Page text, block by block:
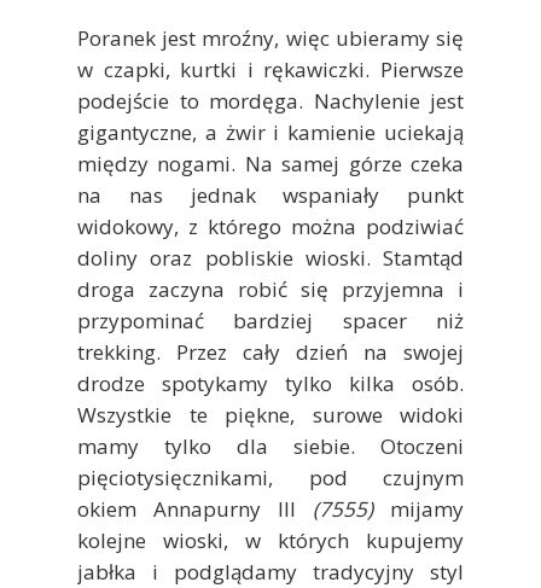
Poranek jest mroźny, więc ubieramy się
w czapki, kurtki i rękawiczki. Pierwsze
podejście to mordęga. Nachylenie jest
gigantyczne, a żwir i kamienie uciekają
między nogami. Na samej górze czeka
na nas jednak wspaniały punkt
widokowy, z którego można podziwiać
doliny oraz pobliskie wioski. Stamtąd
droga zaczyna robić się przyjemna i
przypominać bardziej spacer niż
trekking. Przez cały dzień na swojej
drodze spotykamy tylko kilka osób.
Wszystkie te piękne, surowe widoki
mamy tylko dla siebie. Otoczeni
pięciotysięcznikami, pod czujnym
okiem Annapurny III (7555)mijamy
kolejne wioski, w których kupujemy
jabłka i podglądamy tradycyjny styl